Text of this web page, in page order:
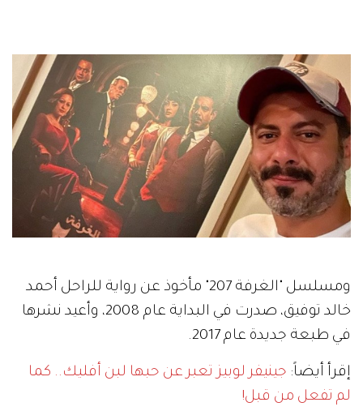
ومسلسل "الغرفة 207" مأخوذ عن رواية للراحل أحمد
خالد توفيق، صدرت في البداية عام 2008، وأعيد نشرها
في طبعة جديدة عام 2017.
إقرأ أيضاً: جينيفر لوبيز تعبر عن حبها لبن أفليك.. كما
لم تفعل من قبل!